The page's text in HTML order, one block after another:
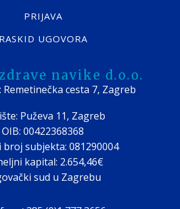
PRIJAVA
RASKID UGOVORA
navike d.o.o.
Remetinečka cesta 7, Zagreb
Puževa 11, Zagreb
OIB: 00422368368
broj subjekta: 081290004
kapital: 2.654,46€
sud u Zagrebu